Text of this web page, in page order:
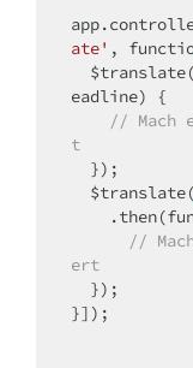
ate' ,
  $translate(
eadline) {
// Mach
t
  $translate(
//
ert
}]);